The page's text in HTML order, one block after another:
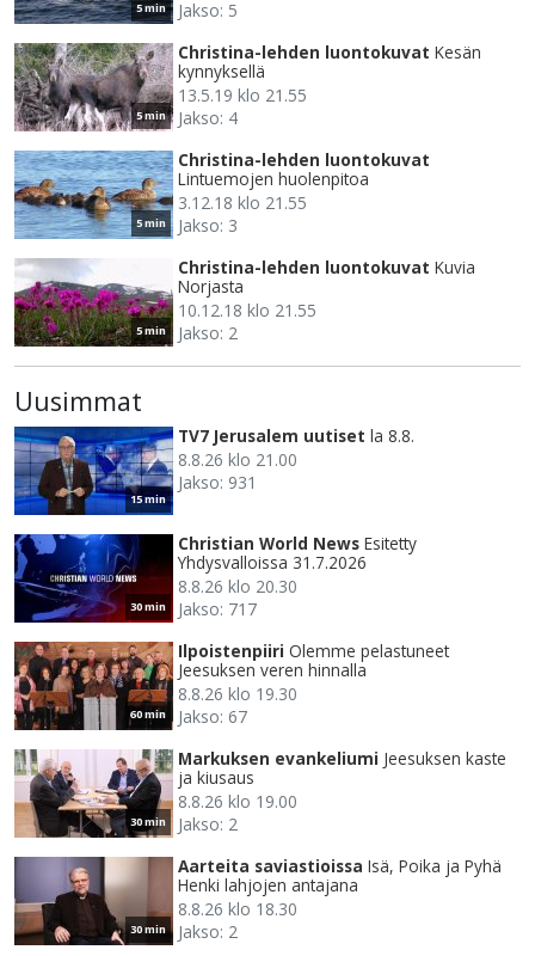
5 min Jakso: 5
5 min
Christina-lehden luontokuvat Kesän
kynnyksellä
13.5.19 klo 21.55
Jakso: 4
5 min
Christina-lehden luontokuvat
Lintuemojen huolenpitoa
3.12.18 klo 21.55
Jakso: 3
5 min
Christina-lehden luontokuvat Kuvia
Norjasta
10.12.18 klo 21.55
Jakso: 2
Uusimmat
15 min
TV7 Jerusalem uutiset la 8.8.
8.8.26 klo 21.00
Jakso: 931
30 min
Christian World News Esitetty
Yhdysvalloissa 31.7.2026
8.8.26 klo 20.30
Jakso: 717
60 min
Ilpoistenpiiri Olemme pelastuneet
Jeesuksen veren hinnalla
8.8.26 klo 19.30
Jakso: 67
30 min
Markuksen evankeliumi Jeesuksen kaste
ja kiusaus
8.8.26 klo 19.00
Jakso: 2
30 min
Aarteita saviastioissa Isä, Poika ja Pyhä
Henki lahjojen antajana
8.8.26 klo 18.30
Jakso: 2